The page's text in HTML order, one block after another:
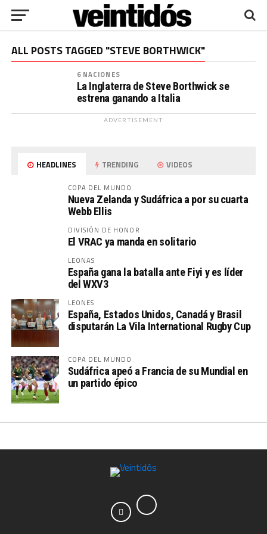
ALL POSTS TAGGED "STEVE BORTHWICK"
6 NACIONES
La Inglaterra de Steve Borthwick se
estrena ganando a Italia
ADVERTISEMENT
HEADLINES TRENDING VIDEOS
COPA DEL MUNDO
Nueva Zelanda y Sudáfrica a por su cuarta
Webb Ellis
DIVISIÓN DE HONOR
El VRAC ya manda en solitario
LEONAS
España gana la batalla ante Fiyi y es líder
del WXV3
LEONES
España, Estados Unidos, Canadá y Brasil
disputarán La Vila International Rugby Cup
COPA DEL MUNDO
Sudáfrica apeó a Francia de su Mundial en
un partido épico